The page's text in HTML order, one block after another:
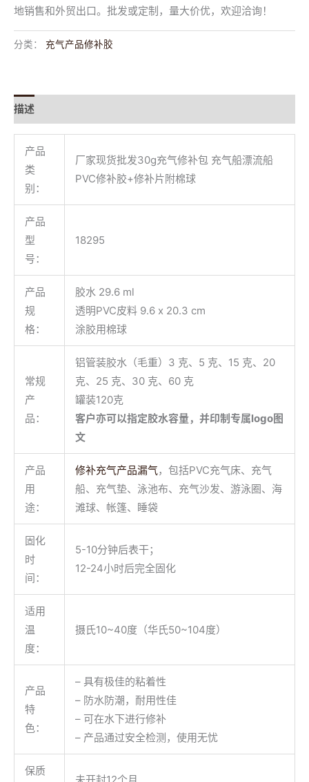
地销售和外贸出口。批发或定制，量大价优，欢迎洽询！
分类： 充气产品修补胶
描述
产品
类
别：
厂家现货批发30g充气修补包 充气船漂流船
PVC修补胶+修补片附棉球
产品
型
号：
18295
产品
规
格：
胶水 29.6 ml
透明PVC皮料 9.6 x 20.3 cm
涂胶用棉球
常规
产
品：
铝管装胶水（毛重）3 克、5 克、15 克、20
克、25 克、30 克、60 克
罐装120克
客户亦可以指定胶水容量，并印制专属logo图
文
产品
用
途：
修补充气产品漏气，包括PVC充气床、充气
船、充气垫、泳池布、充气沙发、游泳圈、海
滩球、帐篷、睡袋
固化
时
间：
5-10分钟后表干；
12-24小时后完全固化
适用
温
度：
摄氏10~40度（华氏50~104度）
产品
特
色：
– 具有极佳的粘着性
– 防水防潮，耐用性佳
– 可在水下进行修补
– 产品通过安全检测，使用无忧
保质